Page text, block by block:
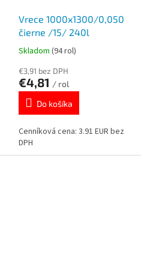
Vrece 1000x1300/0,050
čierne /15/ 240l
Skladom (94 rol)
€3,91 bez DPH
€4,81 / rol
Do košíka
Cenníková cena: 3.91 EUR bez
DPH